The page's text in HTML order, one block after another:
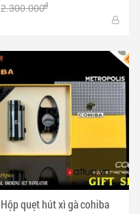
2.300.000đ
Hộp quẹt hút xì gà cohiba